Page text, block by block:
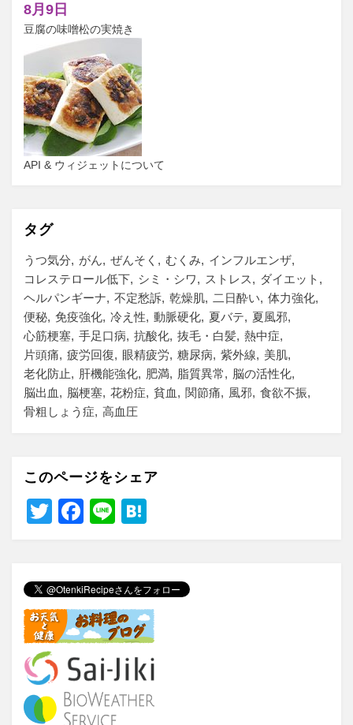
8月9日
豆腐の味噌松の実焼き
API & ウィジェットについて
タグ
うつ気分 がん ぜんそく むくみ
インフルエンザ
コレステロール低下
シミ・シワ ストレス
ダイエット
ヘルパンギーナ
不定愁訴 乾燥肌 二日酔い
体力強化
便秘 免疫強化 冷え性 動脈硬化 夏バテ
夏風邪
心筋梗塞 手足口病 抗酸化 抜毛・白髪 熱中症
片頭痛
疲労回復 眼精疲労 糖尿病 紫外線
美肌
老化防止
肝機能強化 肥満 脂質異常
脳の活性化
脳出血
脳梗塞 花粉症 貧血 関節痛 風邪 食欲不振
骨粗しょう症
高血圧
このページをシェア
T
er
F
e
b
o
o
k
Li
n
a